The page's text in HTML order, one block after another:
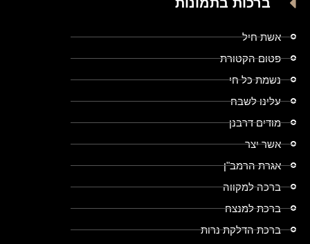
אשת חיל
פטום הקטורת
נשמת כל חי
עלינו לשבח
מודים דרבנן
אשר יצר
אגרת הרמב"ן
ברכה למקווה
ברכת למנצח
ברכת הדלקת נרות